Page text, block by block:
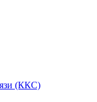
(ККС)